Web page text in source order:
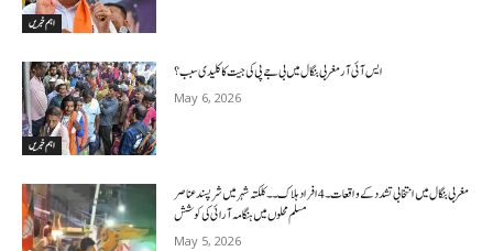
اہم خبریں
اہم خبریں
ایس آئی آر مغربی بنگال میں بی جے پی کی جیت کا کلیدی سبب؟
May 6, 2026
مغربی بنگال میں انتخابی تشدد کے واقعات۔4افراد ہلاک۔۔کلکتہ شہر میں شرپسندعناصر
مسلم محلوں میں ہنگامہ آرائی کی کوشش
May 5, 2026